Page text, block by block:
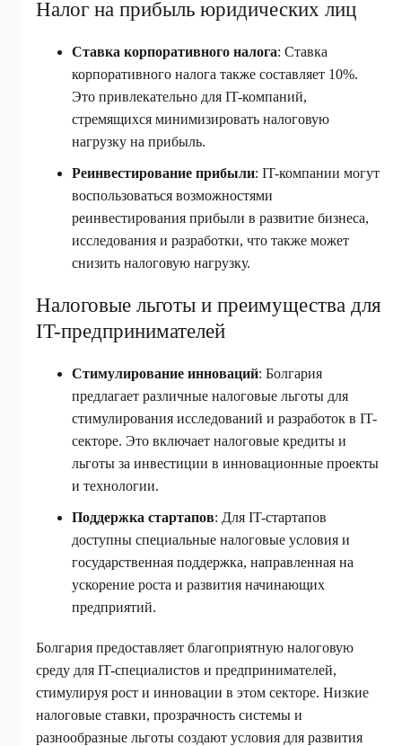
Налог на прибыль юридических лиц
Ставка корпоративного налога: Ставка
корпоративного налога также составляет 10%.
Это привлекательно для IT-компаний,
стремящихся минимизировать налоговую
нагрузку на прибыль.
Реинвестирование прибыли: IT-компании могут
воспользоваться возможностями
реинвестирования прибыли в развитие бизнеса,
исследования и разработки, что также может
снизить налоговую нагрузку.
Налоговые льготы и преимущества для
IT-предпринимателей
Стимулирование инноваций: Болгария
предлагает различные налоговые льготы для
стимулирования исследований и разработок в IT-
секторе. Это включает налоговые кредиты и
льготы за инвестиции в инновационные проекты
и технологии.
Поддержка стартапов: Для IT-стартапов
доступны специальные налоговые условия и
государственная поддержка, направленная на
ускорение роста и развития начинающих
предприятий.
Болгария предоставляет благоприятную налоговую
среду для IT-специалистов и предпринимателей,
стимулируя рост и инновации в этом секторе. Низкие
налоговые ставки, прозрачность системы и
разнообразные льготы создают условия для развития